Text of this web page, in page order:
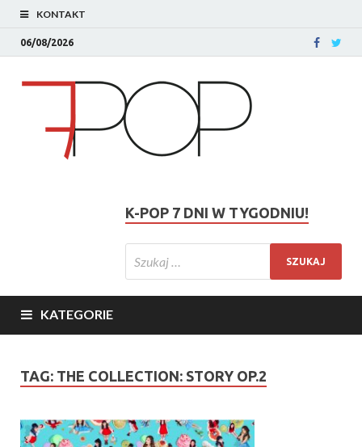
KONTAKT
06/08/2026
K-POP 7 DNI W TYGODNIU!
KATEGORIE
TAG: THE COLLECTION: STORY OP.2